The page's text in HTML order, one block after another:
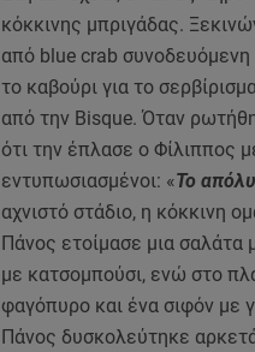
κόκκινης μπριγάδας.
από blue crab
το καβούρι για το
από την Bisque. Όταν
ότι την έπλασε ο Φίλιππος
εντυπωσιασμένοι: «Το
αχνιστό στάδιο, η κόκκινη
Πάνος ετοίμασε μια σαλάτα
με κατσομπούσι, ενώ στο
φαγόπυρο και ένα σιφόν με
Πάνος δυσκολεύτηκε